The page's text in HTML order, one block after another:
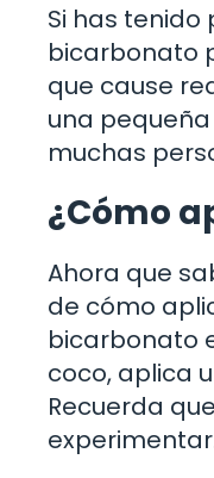
Si has
bicarbonato
que cause
una
muchas
¿Cómo
Ahora que
de cómo
bicarbonato
coco, aplica
Recuerda